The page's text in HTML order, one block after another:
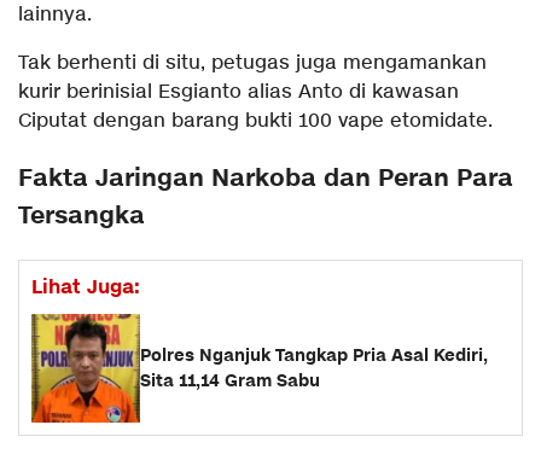
lainnya.
Tak berhenti di situ, petugas juga mengamankan
kurir berinisial Esgianto alias Anto di kawasan
Ciputat dengan barang bukti 100 vape etomidate.
Fakta Jaringan Narkoba dan Peran Para
Tersangka
Lihat Juga:
Polres Nganjuk Tangkap Pria Asal Kediri,
Sita 11,14 Gram Sabu